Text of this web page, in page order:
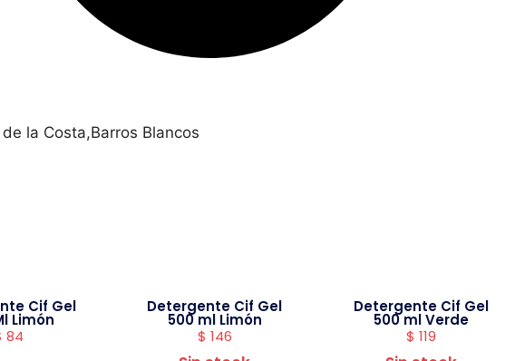
la Costa,Barros Blancos
Cif Gel
Limón
84
Detergente Cif Gel
500 ml Limón
$ 146
Detergente Cif Gel
500 ml Verde
$ 119